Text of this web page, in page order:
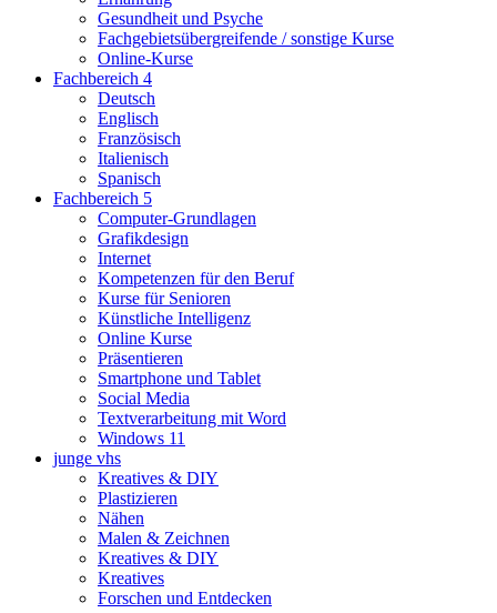
Gesundheit und Psyche
Fachgebietsübergreifende / sonstige Kurse
Online-Kurse
Fachbereich 4
Deutsch
Englisch
Französisch
Italienisch
Spanisch
Fachbereich 5
Computer-Grundlagen
Grafikdesign
Internet
Kompetenzen für den Beruf
Kurse für Senioren
Künstliche Intelligenz
Online Kurse
Präsentieren
Smartphone und Tablet
Social Media
Textverarbeitung mit Word
Windows 11
junge vhs
Kreatives & DIY
Plastizieren
Nähen
Malen & Zeichnen
Kreatives & DIY
Kreatives
Forschen und Entdecken